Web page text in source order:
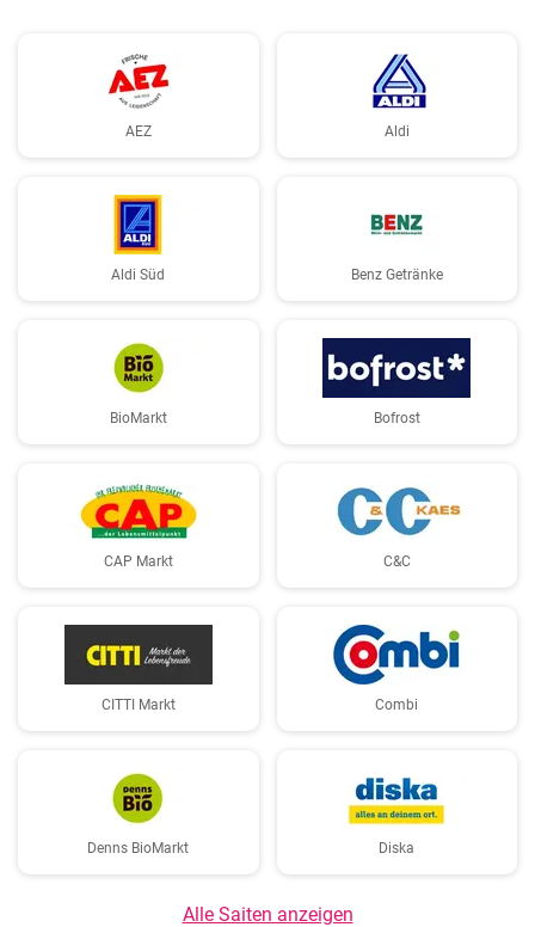
AEZ Aldi
Aldi Süd Benz Getränke
BioMarkt Bofrost
CAP Markt C&C
CITTI Markt Combi
Denns BioMarkt Diska
Alle Saiten anzeigen